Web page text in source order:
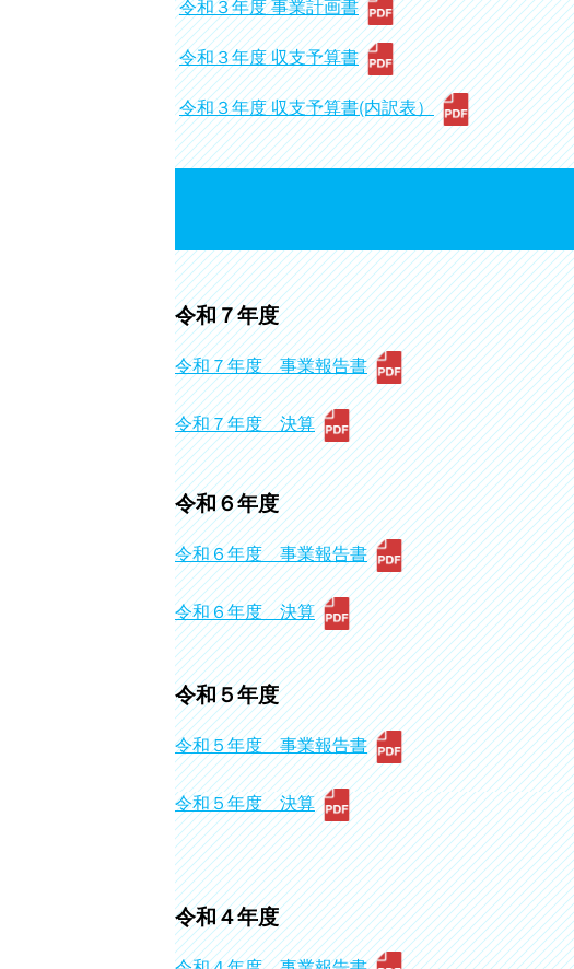
令和３年度 事業計画書
令和３年度 収支予算書
令和３年度 収支予算書(内訳表）
令和７年度
令和７年度 事業報告書
令和７年度 決算
令和６年度
令和６年度 事業報告書
令和６年度 決算
令和５年度
令和５年度 事業報告書
令和５年度 決算
令和４年度